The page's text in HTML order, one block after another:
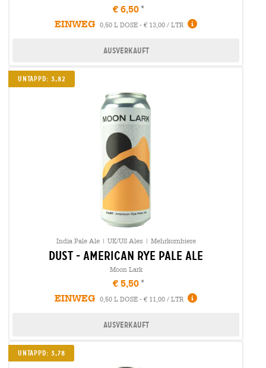
€ 6,50
EINWEG
0,50 L DOSE - € 13,00 / LTR
Ausverkauft
Untappd: 3,82
India Pale Ale | UK/US Ales | Mehrkornbiere
dust - american rye pale ale
Moon Lark
€ 5,50
EINWEG
0,50 L DOSE - € 11,00 / LTR
Ausverkauft
Untappd: 3,78